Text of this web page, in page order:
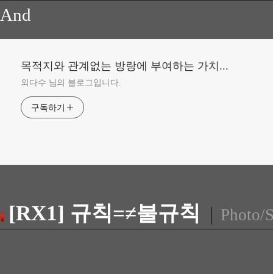
And
목적지와 관계없는 방랑에 부여하는 가치...
외다수 님의 블로그입니다.
구독하기
[RX1] 규칙=≠불규칙 | Photo/